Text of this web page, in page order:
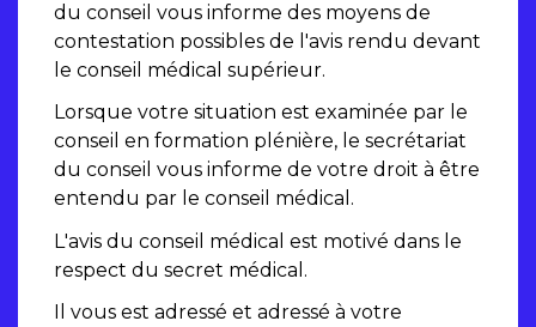
du conseil vous informe des moyens de
contestation possibles de l'avis rendu devant
le conseil médical supérieur.
Lorsque votre situation est examinée par le
conseil en formation plénière, le secrétariat
du conseil vous informe de votre droit à être
entendu par le conseil médical.
L'avis du conseil médical est motivé dans le
respect du secret médical.
Il vous est adressé et adressé à votre